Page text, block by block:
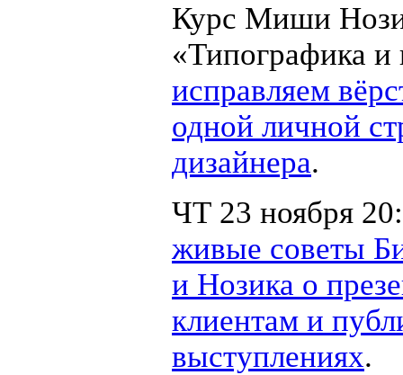
Курс Миши
«Типографика и
исправляем
одной личной
дизайнера.
ЧТ 23 ноября
живые советы
и Нозика о
клиентам и
выступлениях.